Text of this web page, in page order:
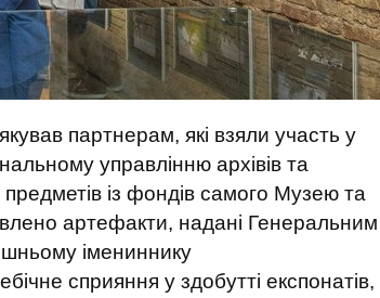
партнерам, які взяли участь у
управлінню архівів та
із фондів самого Музею та
артефакти, надані Генеральним
імениннику
сприяння у здобутті експонатів,